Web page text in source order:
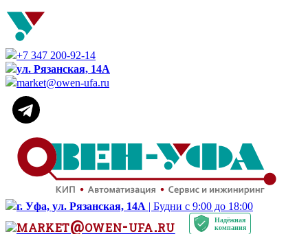
+7 347 200-92-14
ул. Рязанская, 14А
market@owen-ufa.ru
г. Уфа, ул. Рязанская, 14А | Будни с 9:00 до 18:00
market@owen-ufa.ru
Надёжная
компания